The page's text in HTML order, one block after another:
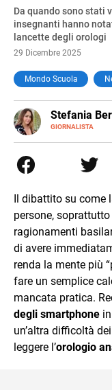
Da quando sono stati
insegnanti hanno
lancette degli orologi
29 Dicembre 2025
Mondo Scuola
Stefania
GIORNALISTA
E-
MAIL
Tv di
esperienze
Il dibattito su come
persone,
ragionamenti
di avere
renda la mente più
fare un semplice
mancata pratica.
degli smartphone
un’altra difficoltà
leggere l’orologio